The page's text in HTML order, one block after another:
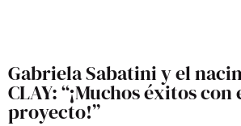
Gabriela Sabatini y el
CLAY: “¡Muchos éxitos
proyecto!”